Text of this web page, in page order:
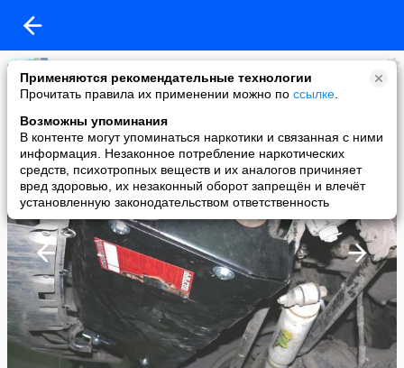
Применяются рекомендательные технологии
Прочитать правила их применении можно по ссылке
Возможны упоминания
В контенте могут упоминаться наркотики и связанная с ними
информация. Незаконное потребление наркотических
средств, психотропных веществ и их аналогов причиняет
вред здоровью, их незаконный оборот запрещён и влечёт
установленную законодательством ответственность
Lonjeron
added a photo
12 Feb в 20:11